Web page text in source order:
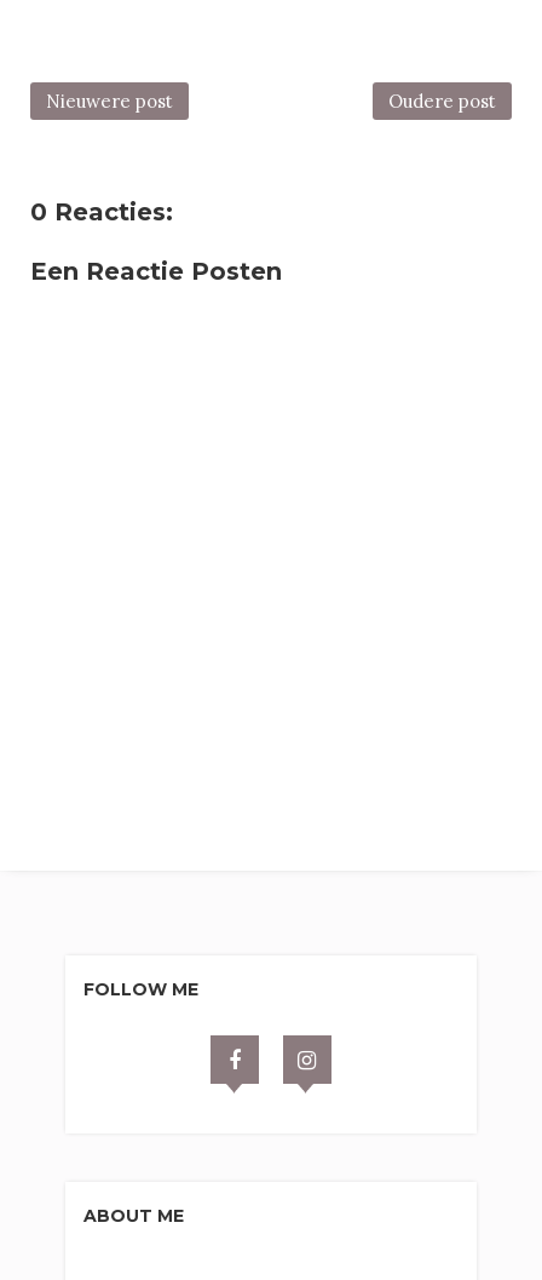
Nieuwere post Oudere post
0 Reacties:
Een Reactie Posten
FOLLOW ME
ABOUT ME